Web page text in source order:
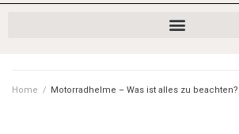
Home / Motorradhelme – Was ist alles zu beachten?